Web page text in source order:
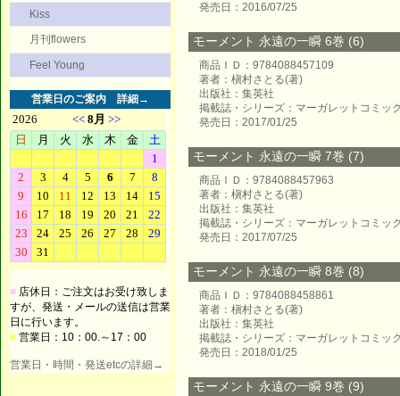
Kiss
月刊flowers
Feel Young
営業日のご案内 詳細→
■ 店休日：ご注文はお受け致しま
すが、発送・メールの送信は営業
日に行います。
■ 営業日：10：00.～17：00
営業日・時間・発送etcの詳細→
発売日：2016/07/25
モーメント 永遠の一瞬 6巻 (6)
商品ＩＤ：9784088457109
著者：槇村さとる(著)
出版社：集英社
掲載誌・シリーズ：マーガレットコミッ
発売日：2017/01/25
モーメント 永遠の一瞬 7巻 (7)
商品ＩＤ：9784088457963
著者：槇村さとる(著)
出版社：集英社
掲載誌・シリーズ：マーガレットコミッ
発売日：2017/07/25
モーメント 永遠の一瞬 8巻 (8)
商品ＩＤ：9784088458861
著者：槇村さとる(著)
出版社：集英社
掲載誌・シリーズ：マーガレットコミッ
発売日：2018/01/25
モーメント 永遠の一瞬 9巻 (9)